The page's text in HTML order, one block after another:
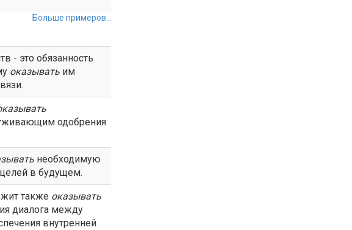
Больше примеров...
- это обязанность
оказывать им
одобрения
необходимую
в будущем.
также оказывать
диалога между
внутренней